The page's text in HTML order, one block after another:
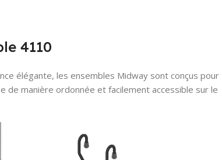
4110
élégante, les ensembles Midway sont conçus pour
de manière ordonnée et facilement accessible sur le